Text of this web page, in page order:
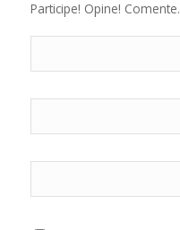
Participe! Opine! Comente.